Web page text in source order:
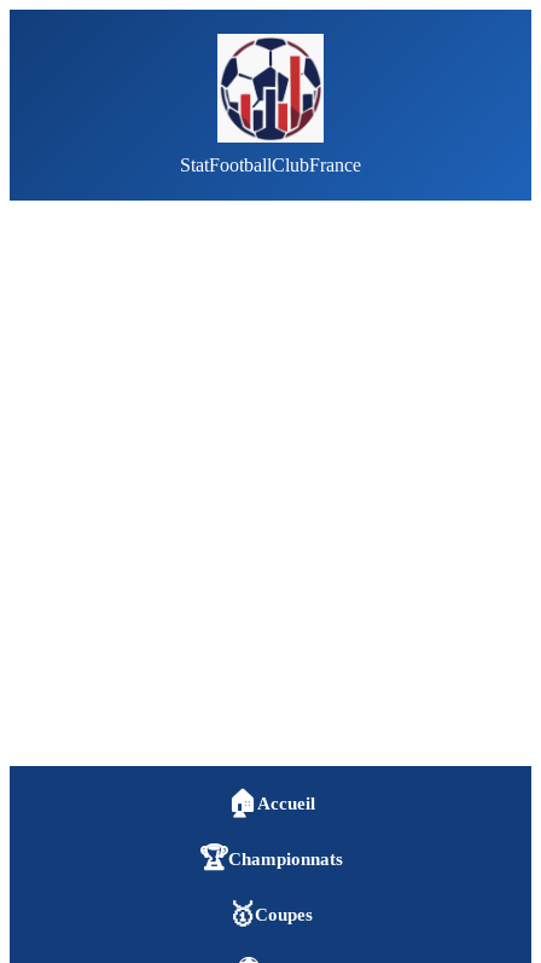
StatFootballClubFrance
🏠 Accueil
🏆Championnats
🥇Coupes